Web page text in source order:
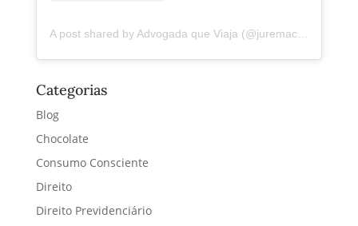
A post shared by Advogada que Viaja (@juremacintra)
Categorias
Blog
Chocolate
Consumo Consciente
Direito
Direito Previdenciário